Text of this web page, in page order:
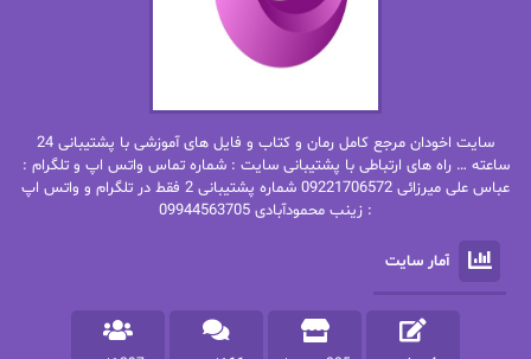
بهاره شیرازی
بهاره.م
بیتا فرخی
پاتریشیا ویلسون پرتو فرهمند
پرستو اسحقی
پرستو مهاجر
پرهام رسولی
سایت اخودان مرجع کامل رمان و کتاب و فایل های آموزشی با پشتیبانی 24
ساعته … راه های ارتباطی با پشتیبانی سایت : شماره تماس واتس اپ و تلگرام :
عباس علی میرزائی 09221706572 شماره پشتیبانی 2 فقط در تلگرام و واتس اپ
: زینب محمودآبادی 09944563705
آمار سایت